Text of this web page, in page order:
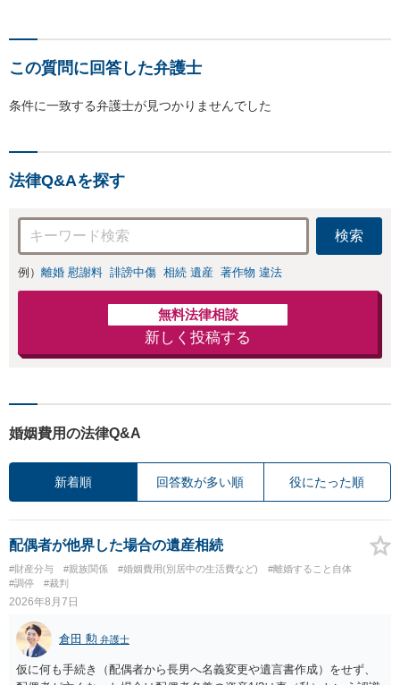
この質問に回答した弁護士
条件に一致する弁護士が見つかりませんでした
法律Q&Aを探す
検索
例） 離婚 慰謝料 誹謗中傷 相続 遺産 著作物 違法
無料法律相談
新しく投稿する
婚姻費用の法律Q&A
新着順 回答数が多い順 役にたった順
配偶者が他界した場合の遺産相続
#財産分与 #親族関係 #婚姻費用(別居中の生活費など)
#離婚すること自体
#調停
#裁判
2026年8月7日
倉田 勲 弁護士
仮に何も手続き（配偶者から長男へ名義変更や遺言書作成）をせず、